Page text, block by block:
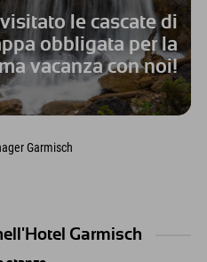
le cascate di
obbligata per la
vacanza con noi!
Garmisch
Garmisch